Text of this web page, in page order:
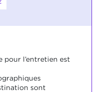
pour l’entretien est
sont